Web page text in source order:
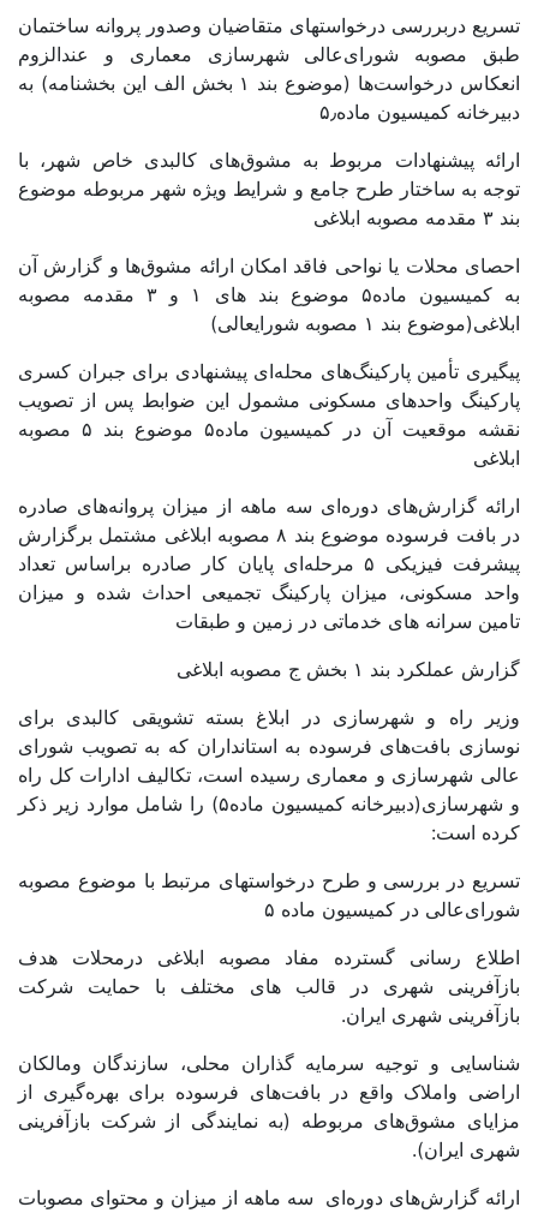
تسریع دربررسی درخواستهای متقاضیان وصدور پروانه­ ساختمان
طبق مصوبه شورای‌عالی شهرسازی معماری و عندالزوم
انعکاس درخواست‌ها (موضوع بند ۱ بخش الف این بخشنامه) به
دبیرخانه کمیسیون ماده۵٫
ارائه پیشنهادات مربوط به مشوق‌های کالبدی خاص شهر، با
توجه به ساختار طرح جامع و شرایط ویژه شهر مربوطه موضوع
بند ۳ مقدمه مصوبه ابلاغی
احصای محلات یا نواحی فاقد امکان ارائه مشوق‌ها و گزارش آن
به کمیسیون ماده۵ موضوع بند های ۱ و ۳ مقدمه مصوبه
ابلاغی(موضوع بند ۱ مصوبه شورایعالی)
پیگیری تأمین پارکینگ‌های محله‌ای پیشنهادی برای جبران کسری
پارکینگ واحدهای مسکونی مشمول این ضوابط پس از تصویب
نقشه موقعیت آن در کمیسیون ماده۵ موضوع بند ۵ مصوبه
ابلاغی
ارائه گزارش‌های دوره‌ای سه ماهه از میزان پروانه‌های صادره
در بافت فرسوده موضوع بند ۸ مصوبه ابلاغی مشتمل برگزارش
پیشرفت فیزیکی ۵ مرحله‌ای پایان کار صادره براساس تعداد
واحد مسکونی، میزان پارکینگ تجمیعی احداث شده و میزان
تامین سرانه های خدماتی در زمین و طبقات
گزارش عملکرد بند ۱ بخش ج مصوبه ابلاغی
وزیر راه و شهرسازی در ابلاغ بسته تشویقی کالبدی برای
نوسازی بافت‌های فرسوده به استانداران که به تصویب شورای
عالی شهرسازی و معماری رسیده است، تکالیف ادارات کل راه
و شهرسازی(دبیرخانه کمیسیون ماده۵) را شامل موارد زیر ذکر
کرده است:
تسریع در بررسی و طرح درخواستهای مرتبط با موضوع مصوبه
شورای‌عالی در کمیسیون ماده ۵
اطلاع رسانی­ گسترده مفاد مصوبه ابلاغی درمحلات هدف
بازآفرینی شهری در قالب های مختلف با حمایت شرکت
بازآفرینی شهری ایران.
شناسایی و توجیه سرمایه گذاران محلی، سازندگان ومالکان
اراضی واملاک واقع در بافت‌های فرسوده برای بهره‌گیری از
مزایای مشوق‌های مربوطه (به نمایندگی از شرکت بازآفرینی
شهری ایران).
ارائه گزارش‌های دوره‌ای سه ماهه از میزان و محتوای مصوبات